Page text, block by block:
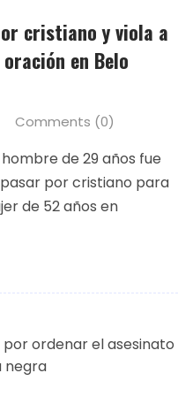
cristiano y viola a
en Belo
Comments (0)
de 29 años fue
por cristiano para
de 52 años en